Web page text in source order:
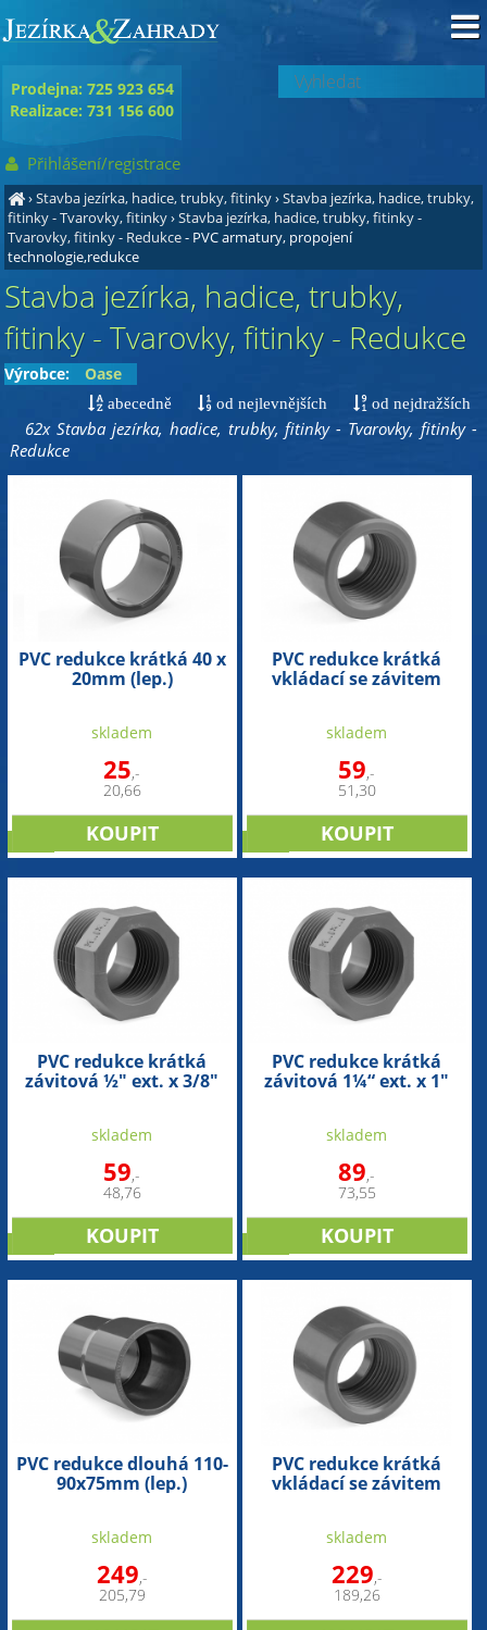
›Stavba jezírka, hadice, trubky, fitinky›Stavba jezírka, hadice, trubky,
fitinky - Tvarovky, fitinky›Stavba jezírka, hadice, trubky, fitinky -
Tvarovky, fitinky - Redukce- PVC armatury, propojení
technologie,redukce
Stavba jezírka, hadice, trubky,
fitinky - Tvarovky, fitinky - Redukce
Výrobce: Oase
abecedně od nejlevnějších od nejdražších
62x Stavba jezírka, hadice, trubky, fitinky - Tvarovky, fitinky -
Redukce
PVC redukce krátká 40 x
20mm (lep.)
skladem
25,-
20,66
PVC redukce krátká
vkládací se závitem
skladem
59,-
51,30
PVC redukce krátká
závitová ½" ext. x 3/8"
skladem
59,-
48,76
PVC redukce krátká
závitová 1¼“ ext. x 1"
skladem
89,-
73,55
PVC redukce dlouhá 110-
90x75mm (lep.)
skladem
249,-
205,79
PVC redukce krátká
vkládací se závitem
skladem
229,-
189,26
Prodejna: 725 923 654
Realizace: 731 156 600
Přihlášení/registrace